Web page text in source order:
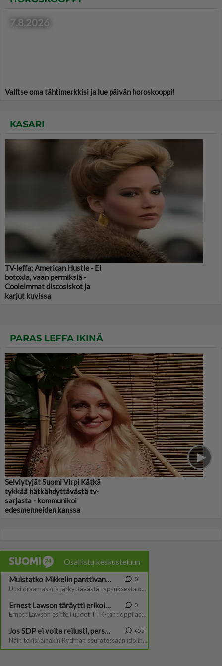
7.8.2026
Valitse oma tähtimerkkisi ja lue päivän horoskooppi!
KASARI
TV-leffa: American Hustle - Ei
botoxia, vaan permiksiä -
Cooleimmat discosiskot ja
karjut kuvissa
PARAS LEFFA IKINÄ
Selviytyjät Suomi Virpi Kätkä
tykkää hätkähdyttävästä tv-
sarjasta - kommunikoi
edesmenneiden kanssa